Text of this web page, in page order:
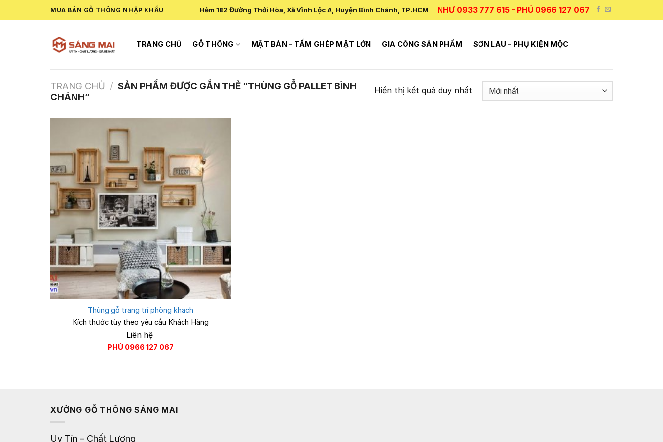
to
MUA BÁN GỖ THÔNG NHẬP KHẨU Hẻm 182 Đường Thới Hòa, Xã Vĩnh Lộc A, Huyện Bình Chánh, TP.HCM NHƯ 0933 777 615 - PHÚ 0966 127 067
TRANG CHỦ GỖ THÔNG MẶT BÀN – TẤM GHÉP MẶT LỚN GIA CÔNG SẢN PHẨM SƠN LAU – PHỤ KIỆN MỘC
TRANG CHỦ / SẢN PHẨM ĐƯỢC GẮN THẺ “THÙNG GỖ PALLET BÌNH
CHÁNH”
Hiển thị kết quả duy nhất
Thùng gỗ trang trí phòng khách
Kích thước tùy theo yêu cầu Khách Hàng
Liên hệ
PHÚ 0966 127 067
XƯỞNG GỖ THÔNG SÁNG MAI
Uy Tín – Chất Lượng